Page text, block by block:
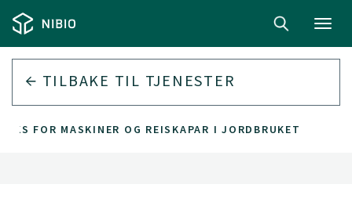
TILBAKE TIL TJENESTER
FOR MASKINER OG REISKAPAR I JORDBRUKET